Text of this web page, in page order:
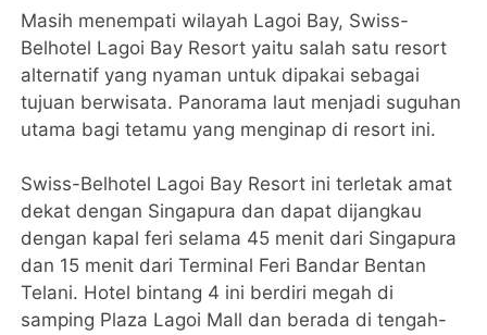
Masih menempati wilayah Lagoi Bay, Swiss-
Belhotel Lagoi Bay Resort yaitu salah satu resort
alternatif yang nyaman untuk dipakai sebagai
tujuan berwisata. Panorama laut menjadi suguhan
utama bagi tetamu yang menginap di resort ini.
Swiss-Belhotel Lagoi Bay Resort ini terletak amat
dekat dengan Singapura dan dapat dijangkau
dengan kapal feri selama 45 menit dari Singapura
dan 15 menit dari Terminal Feri Bandar Bentan
Telani. Hotel bintang 4 ini berdiri megah di
samping Plaza Lagoi Mall dan berada di tengah-